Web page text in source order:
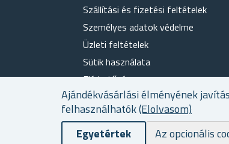
Ajándékvásárlási élményének
felhasználhatók(Elolvasom)
Egyetértek
Az opcionális
Szállítási és fizetési feltételek
Személyes adatok védelme
Üzleti feltételek
Sütik használata
Elérhetőség
Powered bynopCommerce